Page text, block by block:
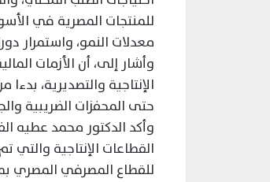
للمنتجات المصرية في
معدلات النمو، واستمرار
وأشار إلى، أن الأزمات
الإنتاجية والتصديرية،
حتى المحفزات الضريبية
وأكد الدكتور محمد عطيه
للقطاع المصرفي المصري